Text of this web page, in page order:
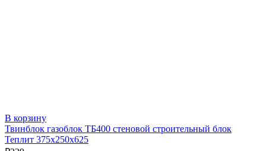
В корзину
Твинблок газоблок ТБ400 стеновой строительный блок
Теплит 375х250х625